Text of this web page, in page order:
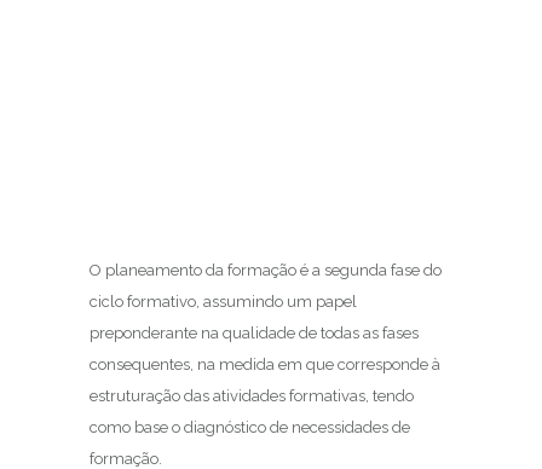
O planeamento da formação é a segunda fase do
ciclo formativo, assumindo um papel
preponderante na qualidade de todas as fases
consequentes, na medida em que corresponde à
estruturação das atividades formativas, tendo
como base o diagnóstico de necessidades de
formação.